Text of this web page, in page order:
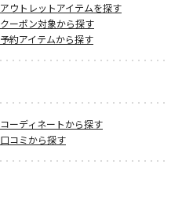
アウトレットアイテムを探す
クーポン対象から探す
予約アイテムから探す
コーディネートから探す
口コミから探す